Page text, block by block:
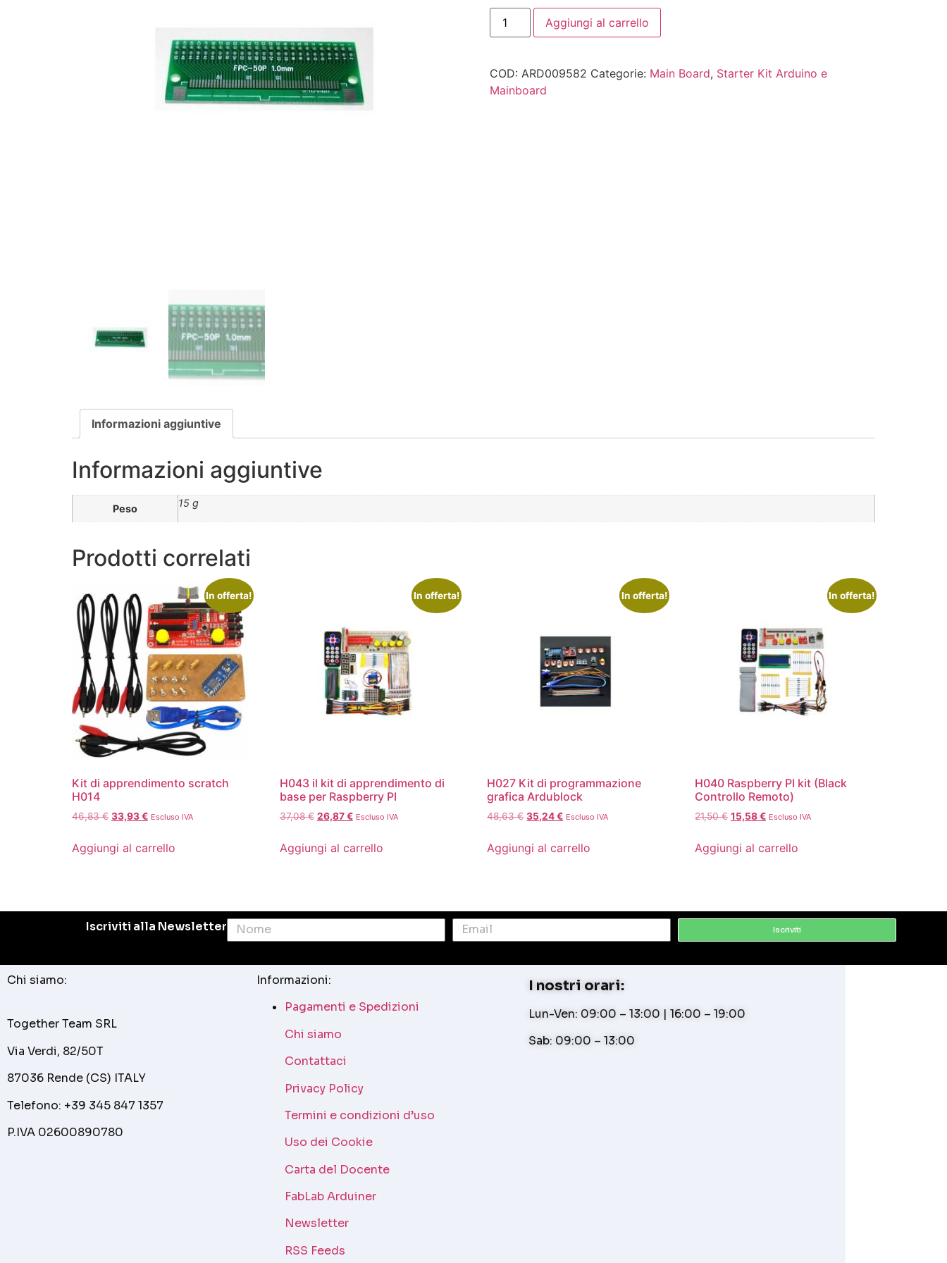
Aggiungi al carrello
COD: ARD009582 Categorie: Main Board, Starter Kit Arduino e
Mainboard
Informazioni aggiuntive
Informazioni aggiuntive
Peso 15 g
Prodotti correlati
In offerta!
Kit di apprendimento scratch
H014
46,83€ 33,93€ Escluso IVA
Aggiungi al carrello
In offerta!
H043 il kit di apprendimento di
base per Raspberry PI
37,08€ 26,87€ Escluso IVA
Aggiungi al carrello
In offerta!
H027 Kit di programmazione
grafica Ardublock
48,63€ 35,24€ Escluso IVA
Aggiungi al carrello
In offerta!
H040 Raspberry PI kit (Black
Controllo Remoto)
21,50€ 15,58€ Escluso IVA
Aggiungi al carrello
Iscriviti alla Newsletter Iscriviti
Chi siamo:
Together Team SRL
Via Verdi, 82/50T
87036 Rende (CS) ITALY
Telefono: +39 345 847 1357
P.IVA 02600890780
Informazioni:
Pagamenti e Spedizioni
Chi siamo
Contattaci
Privacy Policy
Termini e condizioni d’uso
Uso dei Cookie
Carta del Docente
FabLab Arduiner
Newsletter
RSS Feeds
I nostri orari:
Lun-Ven: 09:00 – 13:00 | 16:00 – 19:00
Sab: 09:00 – 13:00